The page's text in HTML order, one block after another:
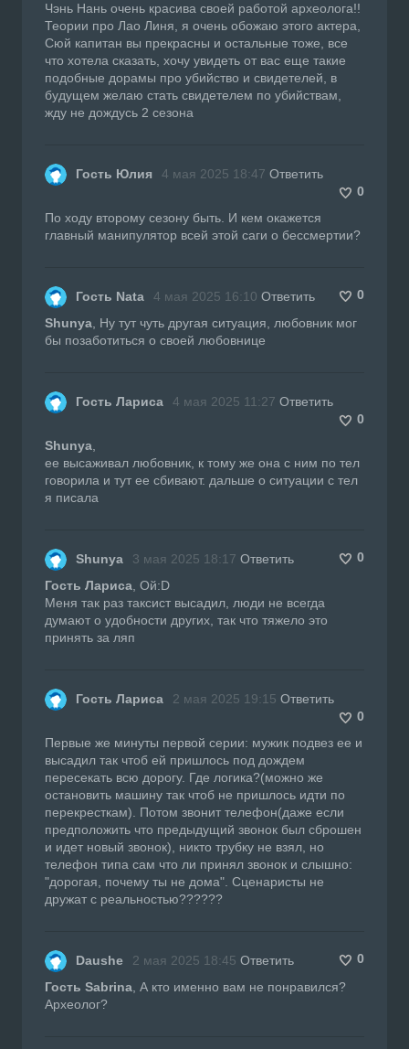
Чэнь Нань очень красива своей работой археолога!!
Теории про Лао Линя, я очень обожаю этого актера,
Сюй капитан вы прекрасны и остальные тоже, все
что хотела сказать, хочу увидеть от вас еще такие
подобные дорамы про убийство и свидетелей, в
будущем желаю стать свидетелем по убийствам,
жду не дождусь 2 сезона
Гость Юлия 4 мая 2025 18:47 Ответить
0
По ходу второму сезону быть. И кем окажется
главный манипулятор всей этой саги о бессмертии?
Гость Nata 4 мая 2025 16:10 Ответить
0
Shunya , Ну тут чуть другая ситуация, любовник мог
бы позаботиться о своей любовнице
Гость Лариса 4 мая 2025 11:27 Ответить
0
Shunya
ее высаживал любовник, к тому же она с ним по тел
говорила и тут ее сбивают. дальше о ситуации с тел
я писала
Shunya 3 мая 2025 18:17 Ответить
0
Гость Лариса , Ой:D
Меня так раз таксист высадил, люди не всегда
думают о удобности других, так что тяжело это
принять за ляп
Гость Лариса 2 мая 2025 19:15 Ответить
0
Первые же минуты первой серии: мужик подвез ее и
высадил так чтоб ей пришлось под дождем
пересекать всю дорогу. Где логика?(можно же
остановить машину так чтоб не пришлось идти по
перекресткам). Потом звонит телефон(даже если
предположить что предыдущий звонок был сброшен
и идет новый звонок), никто трубку не взял, но
телефон типа сам что ли принял звонок и слышно:
"дорогая, почему ты не дома". Сценаристы не
дружат с реальностью??????
Daushe 2 мая 2025 18:45 Ответить
0
Гость Sabrina , А кто именно вам не понравился?
Археолог?